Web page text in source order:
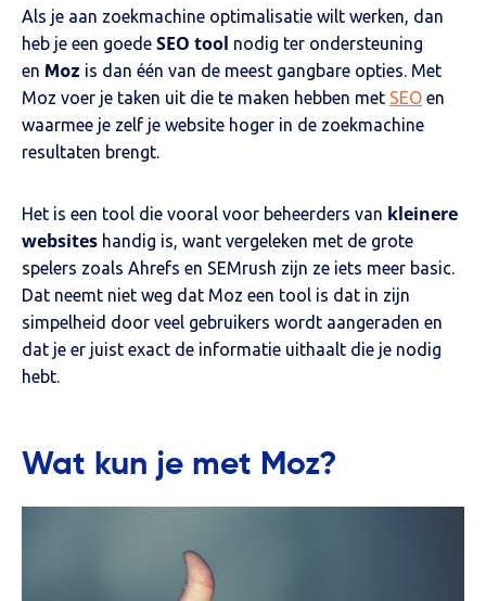
Als je aan zoekmachine optimalisatie wilt werken, dan
heb je een goede SEO tool nodig ter ondersteuning
en Moz is dan één van de meest gangbare opties. Met
Moz voer je taken uit die te maken hebben met SEO en
waarmee je zelf je website hoger in de zoekmachine
resultaten brengt.
Het is een tool die vooral voor beheerders van kleinere
websites handig is, want vergeleken met de grote
spelers zoals Ahrefs en SEMrush zijn ze iets meer basic.
Dat neemt niet weg dat Moz een tool is dat in zijn
simpelheid door veel gebruikers wordt aangeraden en
dat je er juist exact de informatie uithaalt die je nodig
hebt.
Wat kun je met Moz?